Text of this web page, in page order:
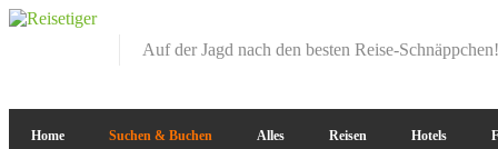
Auf der Jagd nach den besten Reise-Schnäppchen!
Home Suchen & Buchen Alles Reisen Hotels